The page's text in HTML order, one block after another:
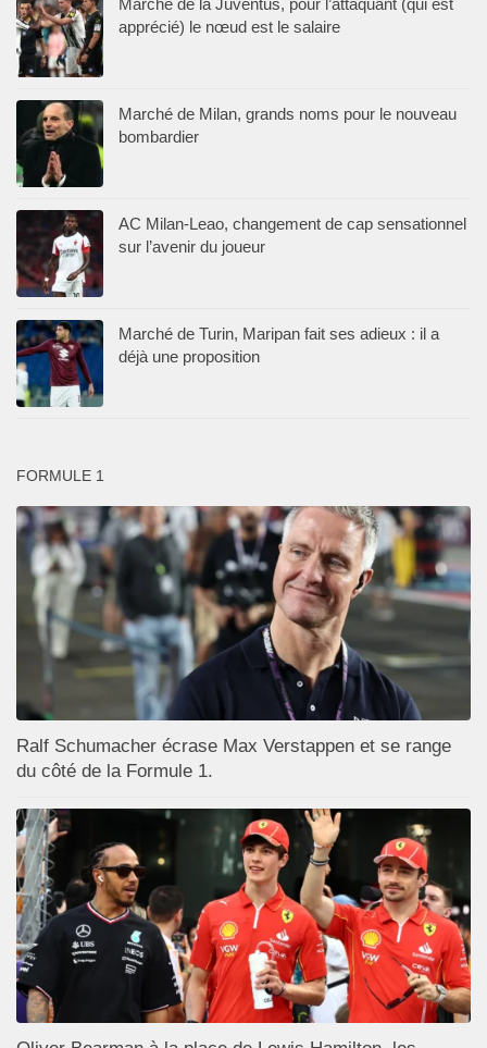
Marché de la Juventus, pour l’attaquant (qui est
apprécié) le nœud est le salaire
Marché de Milan, grands noms pour le nouveau
bombardier
AC Milan-Leao, changement de cap sensationnel
sur l’avenir du joueur
Marché de Turin, Maripan fait ses adieux : il a
déjà une proposition
FORMULE 1
Ralf Schumacher écrase Max Verstappen et se range
du côté de la Formule 1.